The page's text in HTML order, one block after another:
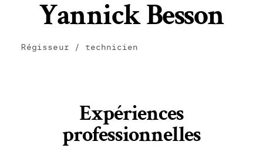
Yannick Besson
Régisseur / technicien
Expériences
professionnelles